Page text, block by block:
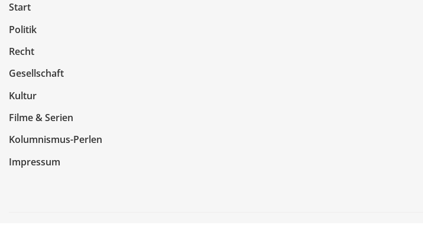
Start
Politik
Recht
Gesellschaft
Kultur
Filme & Serien
Kolumnismus-Perlen
Impressum